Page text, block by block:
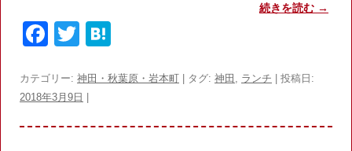
続きを読む →
F
c
e
b
T
itt
er
e
a
カテゴリー: 神田・秋葉原・岩本町 | タグ: 神田 ランチ | 投稿日:
2018年3月9日 |